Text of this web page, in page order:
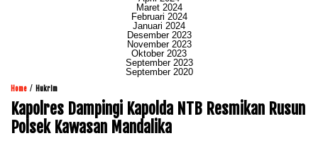
Maret 2024
Februari 2024
Januari 2024
Desember 2023
November 2023
Oktober 2023
September 2023
September 2020
Home / Hukrim
Kapolres Dampingi Kapolda NTB Resmikan Rusun
Polsek Kawasan Mandalika